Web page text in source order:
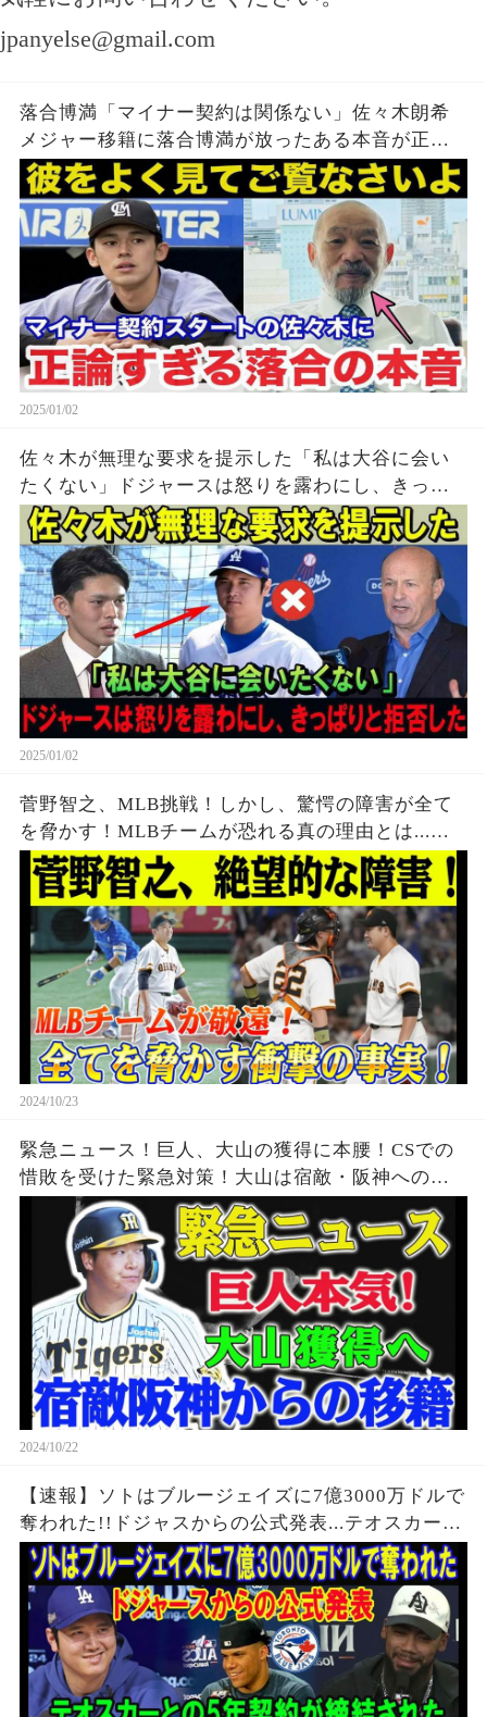
jpanyelse@gmail.com
落合博満「マイナー契約は関係ない」佐々木朗希
メジャー移籍に落合博満が放ったある本音が正論
すぎると話題に【千葉ロッテマリーンズ/MLB】
2025/01/02
佐々木が無理な要求を提示した「私は大谷に会い
たくない」ドジャースは怒りを露わにし、きっぱ
りと拒否した
2025/01/02
菅野智之、MLB挑戦！しかし、驚愕の障害が全て
を脅かす！MLBチームが恐れる真の理由とは...
「年齢よりも恐ろしい！」
2024/10/23
緊急ニュース！巨人、大山の獲得に本腰！CSでの
惜敗を受けた緊急対策！大山は宿敵・阪神への移
籍を果たすのか？！
2024/10/22
【速報】ソトはブルージェイズに7億3000万ドルで
奪われた!!ドジャスからの公式発表...テオスカーと
の5年契約が締結された!!大谷はこのことを知って
大笑いした